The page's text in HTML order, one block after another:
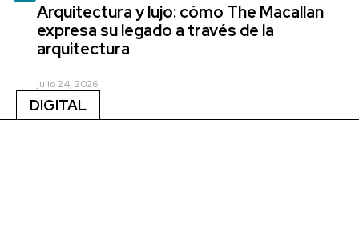
Arquitectura y lujo: cómo The Macallan
expresa su legado a través de la
arquitectura
julio 24, 2026
DIGITAL